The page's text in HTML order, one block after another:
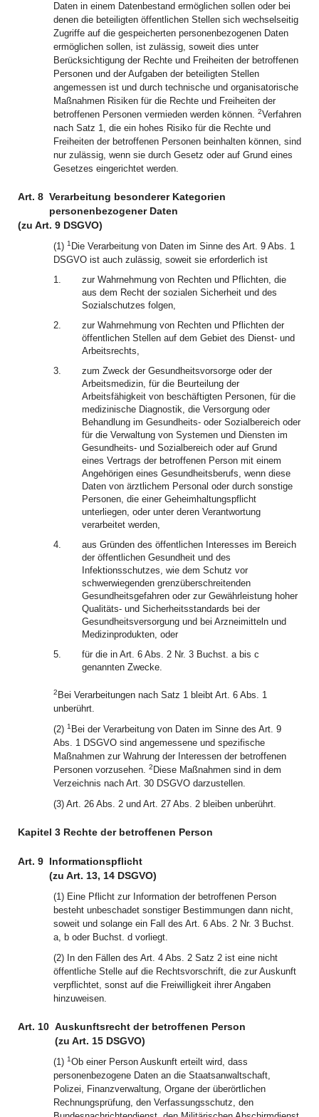
Daten in einem Datenbestand ermöglichen sollen oder bei
denen die beteiligten öffentlichen Stellen sich wechselseitig
Zugriffe auf die gespeicherten personenbezogenen Daten
ermöglichen sollen, ist zulässig, soweit dies unter
Berücksichtigung der Rechte und Freiheiten der betroffenen
Personen und der Aufgaben der beteiligten Stellen
angemessen ist und durch technische und organisatorische
Maßnahmen Risiken für die Rechte und Freiheiten der
betroffenen Personen vermieden werden können. 2Verfahren
nach Satz 1, die ein hohes Risiko für die Rechte und
Freiheiten der betroffenen Personen beinhalten können, sind
nur zulässig, wenn sie durch Gesetz oder auf Grund eines
Gesetzes eingerichtet werden.
Art. 8 Verarbeitung besonderer Kategorien
personenbezogener Daten
(zu Art. 9 DSGVO)
(1) 1 Die Verarbeitung von Daten im Sinne des Art. 9 Abs. 1
DSGVO ist auch zulässig, soweit sie erforderlich ist
1.
zur Wahrnehmung von Rechten und Pflichten, die
aus dem Recht der sozialen Sicherheit und des
Sozialschutzes folgen,
2.
zur Wahrnehmung von Rechten und Pflichten der
öffentlichen Stellen auf dem Gebiet des Dienst- und
Arbeitsrechts,
3.
zum Zweck der Gesundheitsvorsorge oder der
Arbeitsmedizin, für die Beurteilung der
Arbeitsfähigkeit von beschäftigten Personen, für die
medizinische Diagnostik, die Versorgung oder
Behandlung im Gesundheits- oder Sozialbereich oder
für die Verwaltung von Systemen und Diensten im
Gesundheits- und Sozialbereich oder auf Grund
eines Vertrags der betroffenen Person mit einem
Angehörigen eines Gesundheitsberufs, wenn diese
Daten von ärztlichem Personal oder durch sonstige
Personen, die einer Geheimhaltungspflicht
unterliegen, oder unter deren Verantwortung
verarbeitet werden,
4.
aus Gründen des öffentlichen Interesses im Bereich
der öffentlichen Gesundheit und des
Infektionsschutzes, wie dem Schutz vor
schwerwiegenden grenzüberschreitenden
Gesundheitsgefahren oder zur Gewährleistung hoher
Qualitäts- und Sicherheitsstandards bei der
Gesundheitsversorgung und bei Arzneimitteln und
Medizinprodukten, oder
5.
für die in Art. 6 Abs. 2 Nr. 3 Buchst. a bis c
genannten Zwecke.
2 Bei Verarbeitungen nach Satz 1 bleibt Art. 6 Abs. 1
unberührt.
(2) 1 Bei der Verarbeitung von Daten im Sinne des Art. 9
Abs. 1 DSGVO sind angemessene und spezifische
Maßnahmen zur Wahrung der Interessen der betroffenen
Personen vorzusehen. 2 Diese Maßnahmen sind in dem
Verzeichnis nach Art. 30 DSGVO darzustellen.
(3) Art. 26 Abs. 2 und Art. 27 Abs. 2 bleiben unberührt.
Kapitel 3 Rechte der betroffenen Person
Art. 9 Informationspflicht
(zu Art. 13, 14 DSGVO)
(1) Eine Pflicht zur Information der betroffenen Person
besteht unbeschadet sonstiger Bestimmungen dann nicht,
soweit und solange ein Fall des Art. 6 Abs. 2 Nr. 3 Buchst.
a, b oder Buchst. d vorliegt.
(2) In den Fällen des Art. 4 Abs. 2 Satz 2 ist eine nicht
öffentliche Stelle auf die Rechtsvorschrift, die zur Auskunft
verpflichtet, sonst auf die Freiwilligkeit ihrer Angaben
hinzuweisen.
Art. 10 Auskunftsrecht der betroffenen Person
(zu Art. 15 DSGVO)
(1) 1Ob einer Person Auskunft erteilt wird, dass
personenbezogene Daten an die Staatsanwaltschaft,
Polizei, Finanzverwaltung, Organe der überörtlichen
Rechnungsprüfung, den Verfassungsschutz, den